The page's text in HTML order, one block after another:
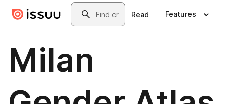
Skip to main contentSearch
Read Features
Milan